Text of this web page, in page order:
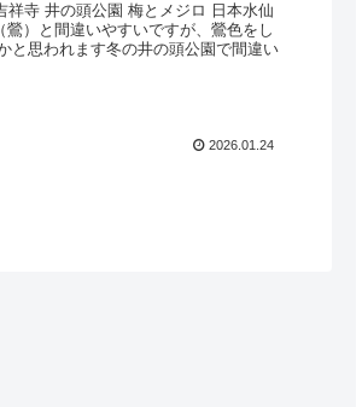
寺 井の頭公園 梅とメジロ 日本水仙
）と間違いやすいですが、鶯色をし
と思われます冬の井の頭公園で間違い
2026.01.24